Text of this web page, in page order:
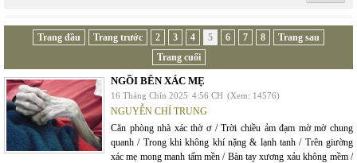
Trang đầu Trang trước 2 3 4 5 6 7 8
Trang sau
Trang cuối
NGỒI BÊN XÁC MẸ
16 Tháng Chín 2025 4:56 CH (Xem: 14576)
NGUYỄN CHÍ TRUNG
Căn phòng nhà xác thờ ơ / Trời chiều ảm đạm mờ mờ chung
quanh / Trong khi không khí nặng & lạnh tanh / Trên giường
xác mẹ mong manh tấm mền / Bàn tay xương xảu không mềm /